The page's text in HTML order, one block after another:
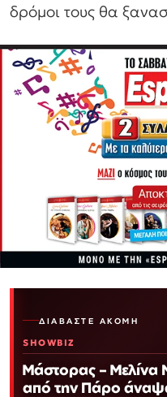
δρόμοι τους θα
ΔΙΑΒΆΣΤΕ ΑΚΌΜΗ
SHOWBIZ
Μάστορας – Μελίνα
από την Πάρο